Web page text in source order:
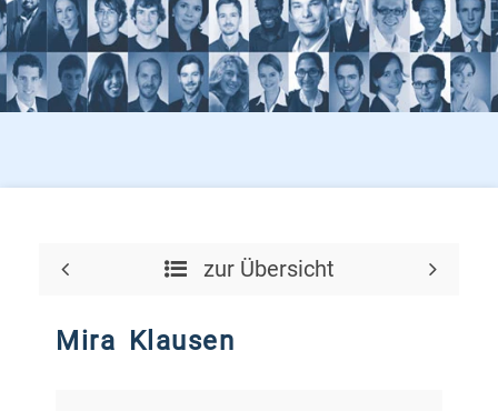
zur Übersicht
Mira Klausen